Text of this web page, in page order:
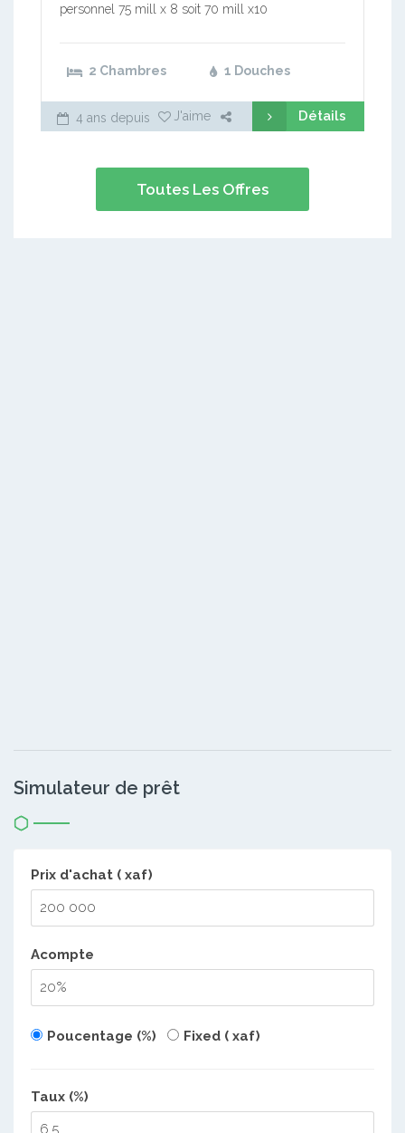
personnel 75 mill x 8 soit 70 mill x10
2 Chambres 1 Douches
4 ans depuis J'aime Détails
Toutes Les Offres
Simulateur de prêt
Prix d'achat ( xaf)
Acompte
Poucentage (%) Fixed ( xaf)
Taux (%)